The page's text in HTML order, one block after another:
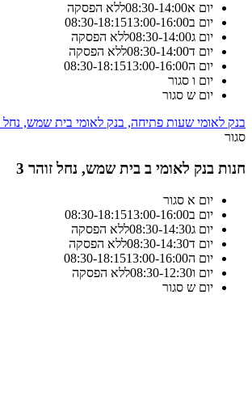
יום א 08:30-14:00
ללא הפסקה
יום ב
08:30-18:1513:00-16:00
יום ג
08:30-14:00
ללא הפסקה
יום ד
08:30-14:00
ללא הפסקה
יום ה
08:30-18:1513:00-16:00
יום ו סגור
יום ש סגור
בנק לאומי שעות פתיחה, בנק לאומי בית שמש, נחל
סגור
חנות בנק לאומי ב בית שמש, נחל זוהר 3
יום א סגור
יום ב
08:30-18:1513:00-16:00
יום ג
08:30-14:30
ללא הפסקה
יום ד
08:30-14:30
ללא הפסקה
יום ה
08:30-18:1513:00-16:00
יום ו
08:30-12:30
ללא הפסקה
יום ש סגור